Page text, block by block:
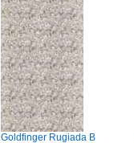
Goldfinger Rugiada B